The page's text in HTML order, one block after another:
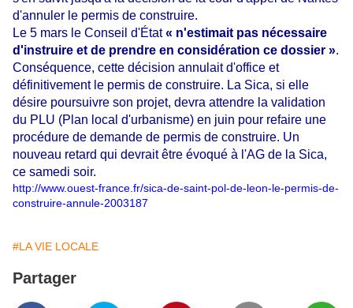
d'annuler le permis de construire.
Le 5 mars le Conseil d'État« n'estimait pas nécessaire
d'instruire et de prendre en considération ce dossier ».
Conséquence, cette décision annulait d'office et
définitivement le permis de construire. La Sica, si elle
désire poursuivre son projet, devra attendre la validation
du PLU (Plan local d'urbanisme) en juin pour refaire une
procédure de demande de permis de construire. Un
nouveau retard qui devrait être évoqué à l'AG de la Sica,
ce samedi soir.
http://www.ouest-france.fr/sica-de-saint-pol-de-leon-le-permis-de-
construire-annule-2003187
#LA VIE LOCALE
Partager